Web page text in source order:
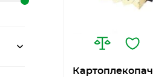
Картоплекопач